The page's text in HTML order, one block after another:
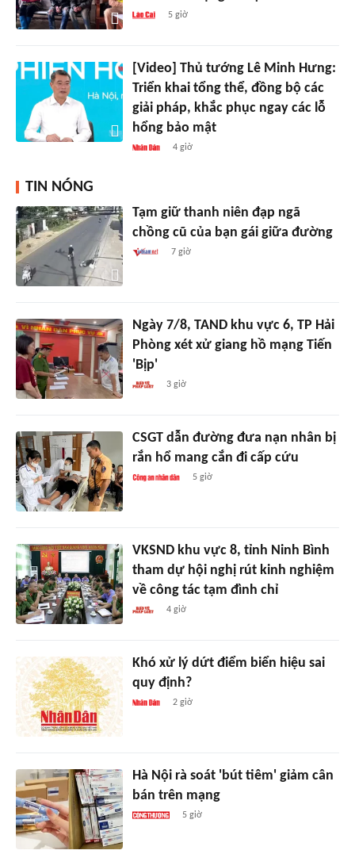
5 giờ
[Video] Thủ tướng Lê Minh Hưng:
Triển khai tổng thể, đồng bộ các
giải pháp, khắc phục ngay các lỗ
hổng bảo mật
4 giờ
TIN NÓNG
Tạm giữ thanh niên đạp ngã
chồng cũ của bạn gái giữa đường
7 giờ
Ngày 7/8, TAND khu vực 6, TP Hải
Phòng xét xử giang hồ mạng Tiến
'Bịp'
3 giờ
CSGT dẫn đường đưa nạn nhân bị
rắn hổ mang cắn đi cấp cứu
5 giờ
VKSND khu vực 8, tỉnh Ninh Bình
tham dự hội nghị rút kinh nghiệm
về công tác tạm đình chỉ
4 giờ
Khó xử lý dứt điểm biển hiệu sai
quy định?
2 giờ
Hà Nội rà soát 'bút tiêm' giảm cân
bán trên mạng
5 giờ